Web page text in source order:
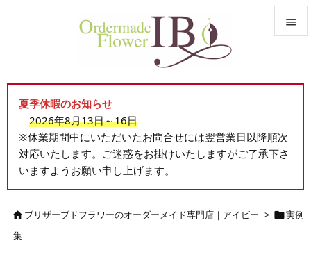


前へ

検索
夏季休暇のお知らせ
2026年8月13日～16日
※休業期間中にいただいたお問合せには翌営業日以降順次
対応いたします。ご迷惑をお掛けいたしますがご了承下さ
いますようお願い申し上げます。
ブリザーブドフラワーのオーダーメイド専門店｜アイビー > 実例
集